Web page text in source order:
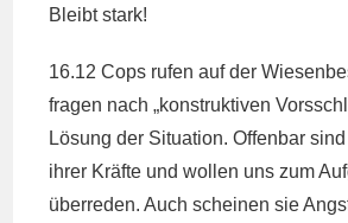
Bleibt stark!
16.12 Cops rufen auf der
fragen nach „konstruktiven
Lösung der Situation. Offenbar
ihrer Kräfte und wollen uns zum
überreden. Auch scheinen sie